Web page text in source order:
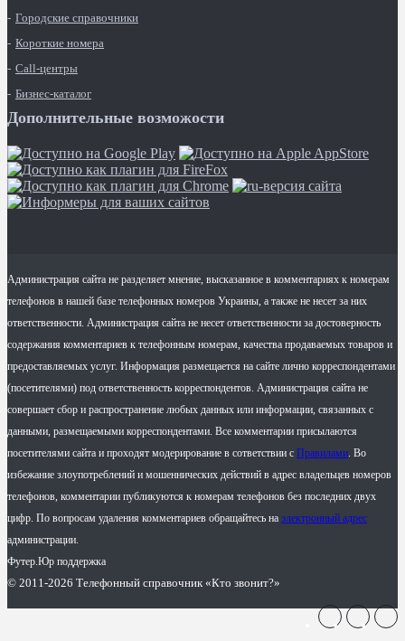
Городские справочники
Короткие номера
Call-центры
Бизнес-каталог
Дополнительные возможости
Администрация сайта не разделяет мнение, высказанное в комментариях к номерам
телефонов в нашей базе телефонных номеров Украины, а также не несет за них
ответственности. Администрация сайта не несет ответственности за достоверность
содержания комментариев к телефонным номерам, качества продаваемых товаров и
предоставляемых услуг. Информация размещается на сайте лично корреспондентами
(посетителями) под ответственность корреспондентов. Администрация сайта не
совершает сбор и распространение любых данных или информации, связанных с
данными, размещаемыми корреспондентами. Все комментарии присылаются
посетителями сайта и проходят модерирование в сответствии с Правилами. Во
избежание злоупотреблений и мошеннических действий в адрес владельцев номеров
телефонов, комментарии публикуются к номерам телефонов без последних двух
цифр. По вопросам удаления комментариев обращайтесь на электронный адрес
администрации.
Футер.Юр поддержка
© 2011-2026 Телефонный справочник «Кто звонит?»